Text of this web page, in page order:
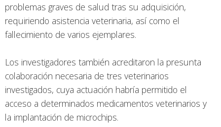
problemas graves de salud tras su adquisición,
requiriendo asistencia veterinaria, así como el
fallecimiento de varios ejemplares.
Los investigadores también acreditaron la presunta
colaboración necesaria de tres veterinarios
investigados, cuya actuación habría permitido el
acceso a determinados medicamentos veterinarios y
la implantación de microchips.